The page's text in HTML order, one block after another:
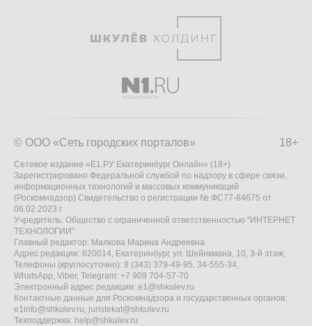
18+
© ООО «Сеть городских порталов»
Сетевое издание «Е1.РУ Екатеринбург Онлайн» (18+)
Зарегистрировано Федеральной службой по надзору в сфере связи,
информационных технологий и массовых коммуникаций
(Роскомнадзор) Свидетельство о регистрации № ФС77-84675 от
06.02.2023 г.
Учредитель: Общество с ограниченной ответственностью "ИНТЕРНЕТ
ТЕХНОЛОГИИ"
Главный редактор: Малкова Марина Андреевна
Адрес редакции: 620014, Екатеринбург, ул. Шейнкмана, 10, 3-й этаж,
Телефоны (круглосуточно): 8 (343) 379-49-95, 34-555-34,
WhatsApp, Viber, Telegram: +7 909 704-57-70
Электронный адрес редакции: e1@shkulev.ru
Контактные данные для Роскомнадзора и государственных органов:
e1info@shkulev.ru, juristekat@shkulev.ru
Техподдержка: help@shkulev.ru